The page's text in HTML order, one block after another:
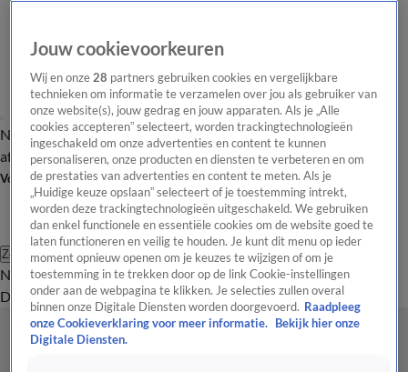
Nieuws van de DagOpinie van de Dag Onze categorieën Laatste
afleveringVideo's Nieuws van de Dag Podcast
Volg Nieuws van de Dag
Zoeken
Nieuws van de DagOpinie van de
Dag
Video'sUitzendingen PodcastPanelContact
Jouw cookievoorkeuren
Wij en onze28 partners gebruiken cookies en vergelijkbare
technieken om informatie te verzamelen over jou als gebruiker van
onze website(s), jouw gedrag en jouw apparaten. Als je „Alle
cookies accepteren” selecteert, worden trackingtechnologieën
ingeschakeld om onze advertenties en content te kunnen
personaliseren, onze producten en diensten te verbeteren en om
de prestaties van advertenties en content te meten. Als je
„Huidige keuze opslaan” selecteert of je toestemming intrekt,
worden deze trackingtechnologieën uitgeschakeld. We gebruiken
dan enkel functionele en essentiële cookies om de website goed te
laten functioneren en veilig te houden. Je kunt dit menu op ieder
moment opnieuw openen om je keuzes te wijzigen of om je
toestemming in te trekken door op de link Cookie-instellingen
onder aan de webpagina te klikken. Je selecties zullen overal
binnen onze Digitale Diensten worden doorgevoerd. Raadpleeg
onze Cookieverklaring voor meer informatie.
Bekijk hier onze
Digitale Diensten.